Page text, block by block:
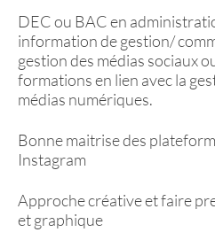
DEC ou BAC en
information de gestion/
gestion des médias sociaux
formations en lien avec la
médias numériques.
Bonne maitrise des
Instagram
Approche créative et faire
et graphique